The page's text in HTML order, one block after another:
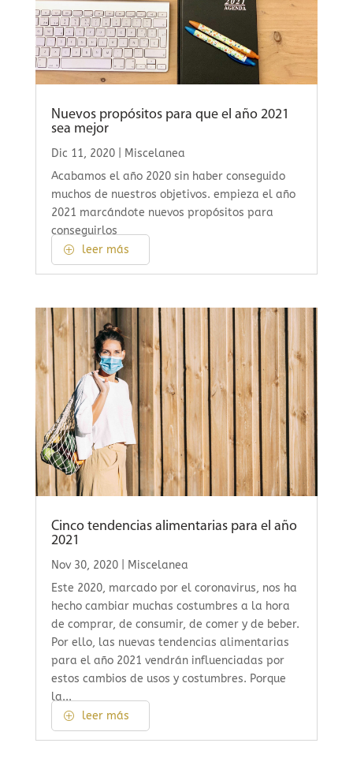
Nuevos propósitos para que el año 2021
sea mejor
Dic 11, 2020| Miscelanea
Acabamos el año 2020 sin haber conseguido
muchos de nuestros objetivos. empieza el año
2021 marcándote nuevos propósitos para
conseguirlos
leer más
Cinco tendencias alimentarias para el año
2021
Nov 30, 2020|
Miscelanea
Este 2020, marcado por el coronavirus, nos ha
hecho cambiar muchas costumbres a la hora
de comprar, de consumir, de comer y de beber.
Por ello, las nuevas tendencias alimentarias
para el año 2021 vendrán influenciadas por
estos cambios de usos y costumbres. Porque
la...
leer más